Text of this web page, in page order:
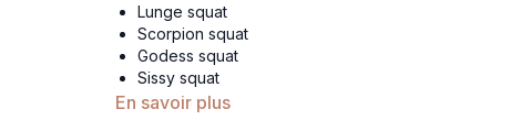
Lunge squat
Scorpion squat
Godess squat
Sissy squat
En savoir plus